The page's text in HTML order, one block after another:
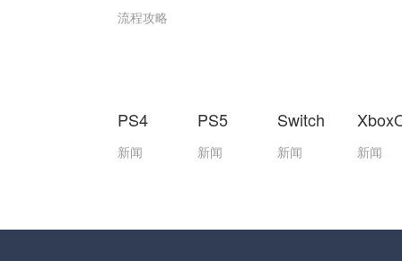
流程攻略
PS4
新闻
PS5
新闻
Switch
新闻 新闻